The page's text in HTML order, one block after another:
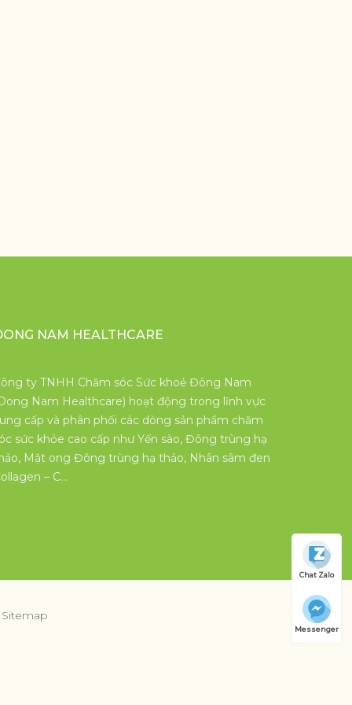
NAM HEALTHCARE
ty TNHH Chăm sóc Sức khoẻ Đông Nam
Nam Healthcare) hoạt động trong lĩnh vực
cấp và phân phối các dòng sản phẩm chăm
sức khỏe cao cấp như Yến sào, Đông trùng hạ
Mật ong Đông trùng hạ thảo, Nhân sâm đen
– C…
Sitemap
Chat Zalo
Messenger